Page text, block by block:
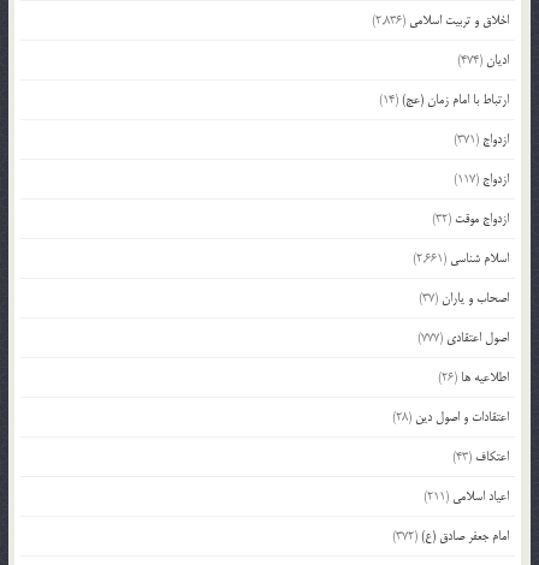
اخلاق و تربیت اسلامی (2,836)
ادیان(474)
ارتباط با امام زمان (عج)(14)
ازدواج (371)
ازدواج (117)
ازدواج موقت (32)
اسلام شناسی (2,661)
اصحاب و یاران(37)
اصول اعتقادی (777)
اطلاعیه ها (26)
اعتقادات و اصول دین (28)
اعتکاف (43)
اعیاد اسلامی (211)
امام جعفر صادق (ع)(372)